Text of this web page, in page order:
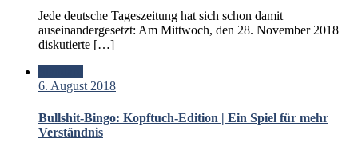
Jede deutsche Tageszeitung hat sich schon damit
auseinandergesetzt: Am Mittwoch, den 28. November 2018
diskutierte […]
6. August 2018
Bullshit-Bingo: Kopftuch-Edition | Ein Spiel für mehr
Verständnis